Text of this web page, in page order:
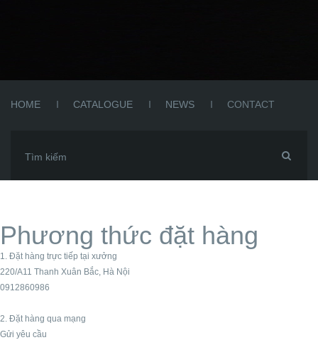
HOME CATALOGUE NEWS CONTACT
Phương thức đặt hàng
1. Đặt hàng trực tiếp tại xưởng
220/A11 Thanh Xuân Bắc, Hà Nội
0912860986
2. Đặt hàng qua mạng
Gửi yêu cầu